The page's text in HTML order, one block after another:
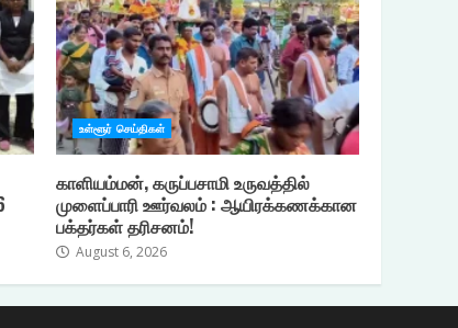
உள்ளூர் செய்திகள்
காளியம்மன், கருப்பசாமி உருவத்தில்
முளைப்பாரி ஊர்வலம் : ஆயிரக்கணக்கான
பக்தர்கள் தரிசனம்!
August 6, 2026